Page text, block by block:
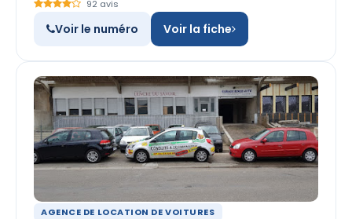
92 avis
Voir le numéro Voir la fiche
AGENCE DE LOCATION DE VOITURES